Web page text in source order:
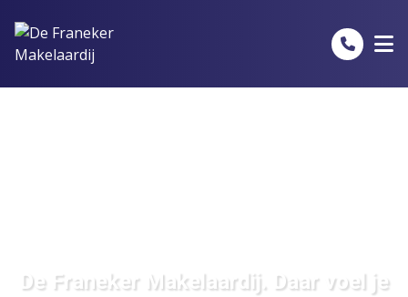
De Franeker Makelaardij. Daar voel je